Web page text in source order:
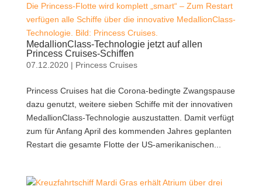
Die Princess-Flotte wird komplett „smart“ – Zum Restart
verfügen alle Schiffe über die innovative MedallionClass-
Technologie. Bild: Princess Cruises.
MedallionClass-Technologie jetzt auf allen
Princess Cruises-Schiffen
07.12.2020| Princess Cruises
Princess Cruises hat die Corona-bedingte Zwangspause
dazu genutzt, weitere sieben Schiffe mit der innovativen
MedallionClass-Technologie auszustatten. Damit verfügt
zum für Anfang April des kommenden Jahres geplanten
Restart die gesamte Flotte der US-amerikanischen...